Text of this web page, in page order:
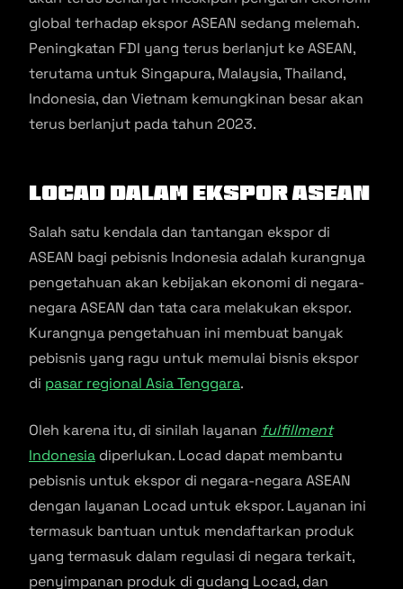
global terhadap ekspor ASEAN sedang melemah.
Peningkatan FDI yang terus berlanjut ke ASEAN,
terutama untuk Singapura, Malaysia, Thailand,
Indonesia, dan Vietnam kemungkinan besar akan
terus berlanjut pada tahun 2023.
Locad dalam Ekspor ASEAN
Salah satu kendala dan tantangan ekspor di
ASEAN bagi pebisnis Indonesia adalah kurangnya
pengetahuan akan kebijakan ekonomi di negara-
negara ASEAN dan tata cara melakukan ekspor.
Kurangnya pengetahuan ini membuat banyak
pebisnis yang ragu untuk memulai bisnis ekspor
di pasar regional Asia Tenggara.
Oleh karena itu, di sinilah layanan fulfillment
Indonesia diperlukan. Locad dapat membantu
pebisnis untuk ekspor di negara-negara ASEAN
dengan layanan Locad untuk ekspor. Layanan ini
termasuk bantuan untuk mendaftarkan produk
yang termasuk dalam regulasi di negara terkait,
penyimpanan produk di gudang Locad, dan